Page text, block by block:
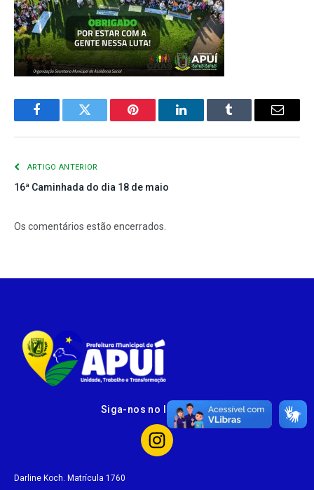
FacebookTwitter Pinterest LinkedInTumblr
E-
ARTIGO ANTERIOR
16ª Caminhada do dia 18 de maio
Os comentários estão encerrados.
Siga-nos no Instagram
Darline Koch. Matrícula 1760